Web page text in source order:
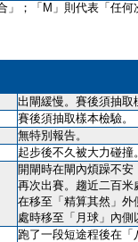
」；「M」則代表「任何
出閘緩慢。賽後須抽取
賽後須抽取樣本檢驗。
無特別報告。
起步後不久被大力碰撞
開閘時在閘內煩躁不
再次出賽。趨近二百
在移至「精算其然」
處時移至「月球」內側
跑了一段短途程後在